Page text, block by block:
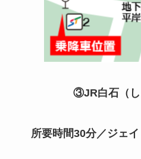
③JR白石（
所要時間30分／ジェ